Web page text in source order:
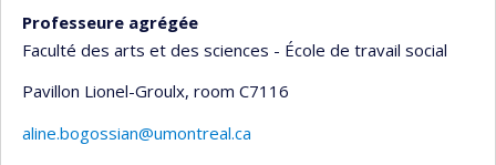
Professeure agrégée
Faculté des arts et des sciences - École de travail social
Pavillon Lionel-Groulx, room C7116
aline.bogossian@umontreal.ca